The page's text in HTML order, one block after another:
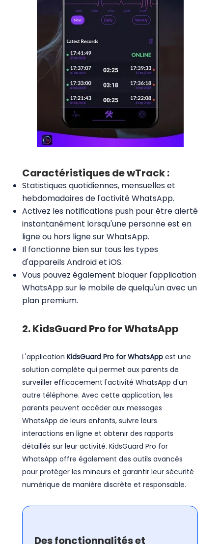
Caractéristiques de wTrack :
Statistiques quotidiennes, mensuelles et
hebdomadaires de l'activité WhatsApp.
Activez les notifications push pour être alerté
instantanément lorsqu'une personne est en
ligne ou hors ligne sur WhatsApp.
Il fonctionne bien sur tous les types
d'appareils Android et iOS.
Vous pouvez également bloquer l'application
WhatsApp sur le mobile de quelqu'un avec un
plan premium.
2. KidsGuard Pro for WhatsApp
L'application KidsGuard Pro for WhatsApp est une
solution complète qui permet aux parents de
surveiller efficacement l'activité WhatsApp d'un
autre téléphone. Avec cette application, les
parents peuvent accéder aux messages
WhatsApp de leurs enfants, suivre leurs
interactions en ligne et obtenir des rapports
détaillés sur leur activité. KidsGuard Pro for
WhatsApp offre également des outils avancés
pour protéger les mineurs et garantir leur sécurité
numérique de manière discrète et responsable.
Des fonctionnalités et